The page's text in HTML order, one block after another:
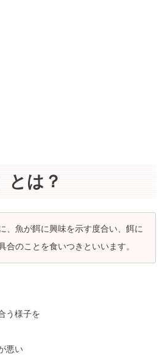
とは？
、魚が餌に興味を示す度合い、餌に
合のことを食いつきといいます。
う様子を
悪い